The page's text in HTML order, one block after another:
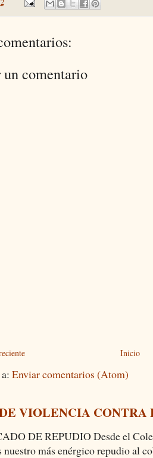
comentario
Inicio
Enviar comentarios (Atom)
VIOLENCIA
DE REPUDIO Desde el
nuestro más enérgico repudio al